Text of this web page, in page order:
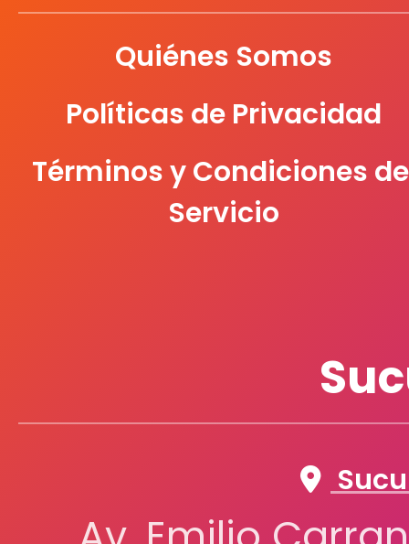
Quiénes Somos
Políticas de Privacidad
Términos y Condiciones
Servicio